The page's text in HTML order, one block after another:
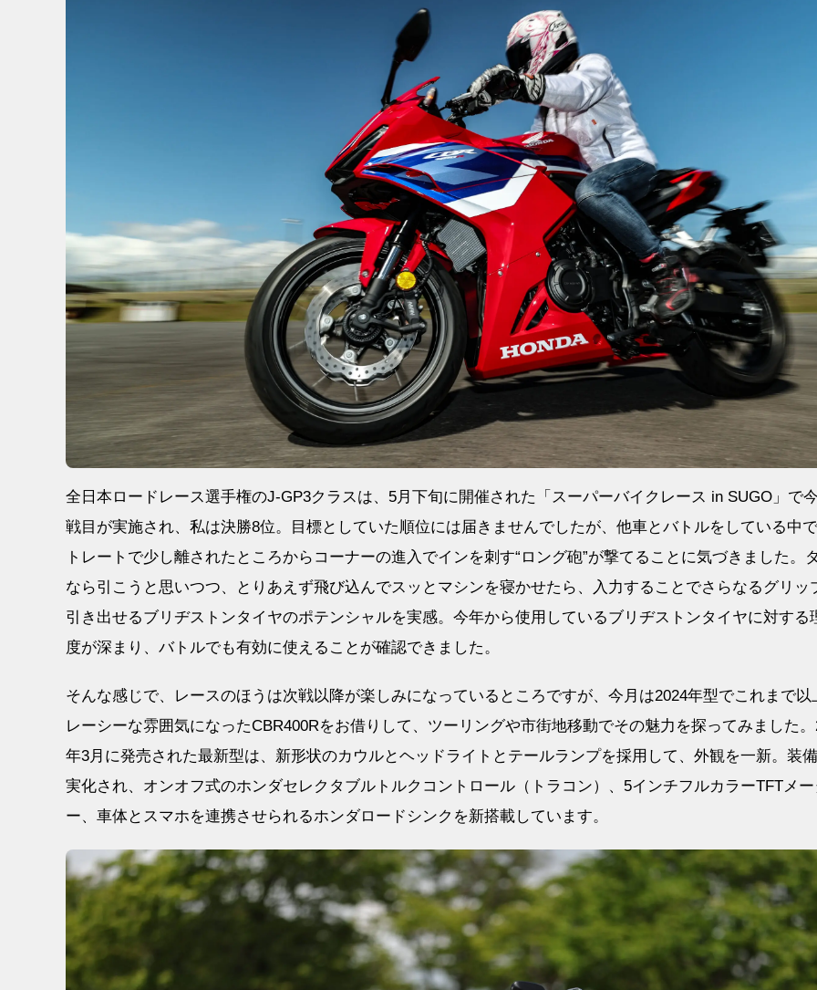
全日本ロードレース選手権のJ-GP3クラスは、5月下旬に開催された「スーパーバイクレース in SUGO」で
戦目が実施され、私は決勝8位。目標としていた順位には届きませんでしたが、他車とバトルをしている中
トレートで少し離されたところからコーナーの進入でインを刺す“ロング砲”が撃てることに気づきました。
なら引こうと思いつつ、とりあえず飛び込んでスッとマシンを寝かせたら、入力することでさらなるグリッ
引き出せるブリヂストンタイヤのポテンシャルを実感。今年から使用しているブリヂストンタイヤに対する
度が深まり、バトルでも有効に使えることが確認できました。
そんな感じで、レースのほうは次戦以降が楽しみになっているところですが、今月は2024年型でこれまで以
レーシーな雰囲気になったCBR400Rをお借りして、ツーリングや市街地移動でその魅力を探ってみました
年3月に発売された最新型は、新形状のカウルとヘッドライトとテールランプを採用して、外観を一新。装
実化され、オンオフ式のホンダセレクタブルトルクコントロール（トラコン）、5インチフルカラーTFTメ
ー、車体とスマホを連携させられるホンダロードシンクを新搭載しています。